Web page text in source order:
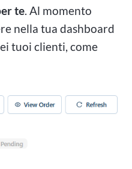
te. Al momento
nella tua dashboard
tuoi clienti, come